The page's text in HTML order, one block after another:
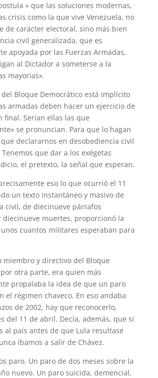
» que las soluciones modernas,
crisis como la que vive Venezuela, no
de carácter electoral, sino más bien
civil generalizada, que es
apoyada por las Fuerzas Armadas,
al Dictador a someterse a la
mayorías».
Bloque Democrático está implícito
armadas deben hacer un ejercicio de
final. Serían ellas las que
se pronuncian. Para que lo hagan
declararnos en desobediencia civil
que dar a los exégetas
el pretexto, la señal que esperan.
eso lo que ocurrió el 11
un texto instantáneo y masivo de
civil, de diecinueve párrafos
muertes, proporcionó la
cuantos militares esperaban para
miembro y directivo del Bloque
otra parte, era quien más
propalaba la idea de que un paro
el régimen chaveco. En eso andaba
de 2002, hay que reconocerlo,
del 11 de abril. Decía, además, que si
al país antes de que Lula resultase
íbamos a salir de Chávez.
paro. Un paro de dos meses sobre la
nuevo. Un paro suicida, demencial,